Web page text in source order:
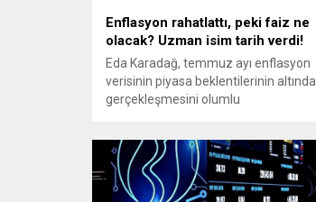
Enflasyon rahatlattı, peki faiz ne
olacak? Uzman isim tarih verdi!
Eda Karadağ, temmuz ayı enflasyon
verisinin piyasa beklentilerinin altında
gerçekleşmesini olumlu
beklenti oluşturmanın sağlıklı
olmayacağını söyledi.